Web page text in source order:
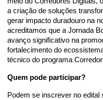
a criação de soluções
gerar impacto duradouro na
acreditamos que a Jornada
avanço significativo na
fortalecimento do
técnico do programa
Quem pode participar?
Podem se inscrever no